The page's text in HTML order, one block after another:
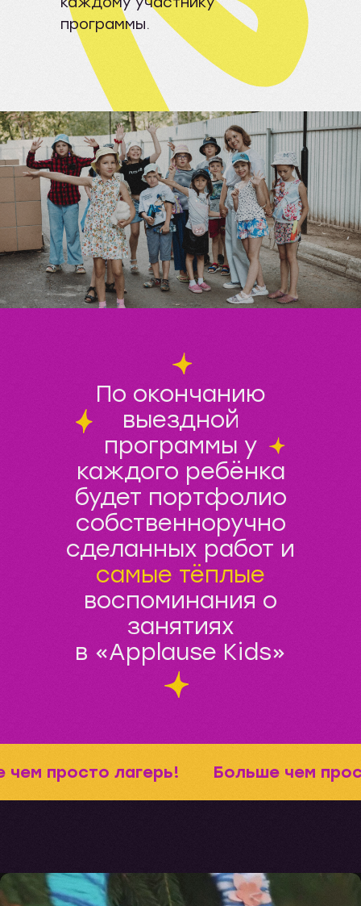
программы.
По окончанию
выездной
программы у
каждого ребёнка
будет портфолио
собственноручно
сделанных работ и
самые тёплые
воспоминания о
занятиях
в «Applause Kids»
Больше чем
чем просто лагерь!